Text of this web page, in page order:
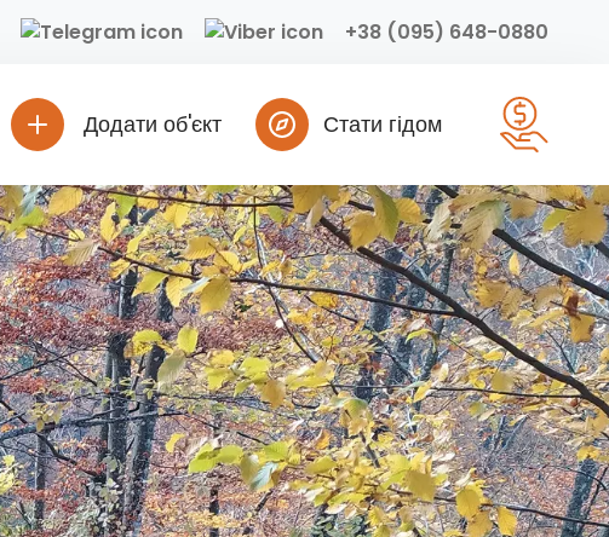
+38 (095) 648-0880
Додати об'єкт Стати гідом